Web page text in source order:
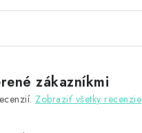
zákazníkmi
Zobraziť všetky recenzie